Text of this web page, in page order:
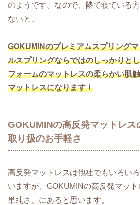
のようです。なので、隣で寝ている
ないと。
GOKUMINのプレミアムスプリング
ルスプリングならではのしっかりと
フォームのマットレスの柔らかい肌
マットレスになります！
GOKUMINの高反発マットレス
取り扱のお手軽さ
高反発マットレスは他社でもいろい
いますが、GOKUMINの高反発マッ
単純さ、にあると思います。